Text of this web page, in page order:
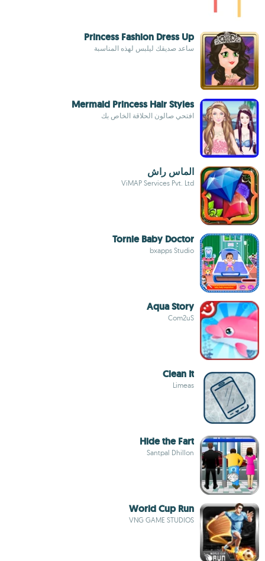
Princess Fashion Dress Up
ساعد صديقك ليلبس لهذه المناسبة
Mermaid Princess Hair Styles
افتحي صالون الحلاقة الخاص بك
الماس راش
ViMAP Services Pvt. Ltd
Tornie Baby Doctor
bxapps Studio
Aqua Story
Com2uS
Clean It
Limeas
Hide the Fart
Santpal Dhillon
World Cup Run
VNG GAME STUDIOS